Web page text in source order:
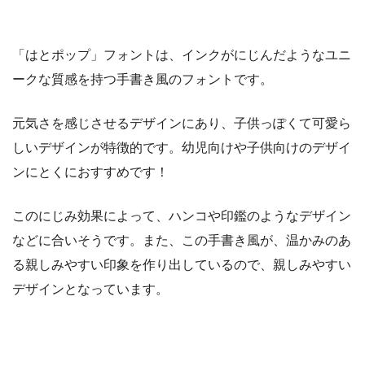
「はとポップ」フォントは、インクがにじんだようなユニ
ークな質感を持つ手書き風のフォントです。
元気さを感じさせるデザインにあり、子供っぽくて可愛ら
しいデザインが特徴的です。幼児向けや子供向けのデザイ
ンにとくにおすすめです！
このにじみ効果によって、ハンコや印鑑のようなデザイン
などに合いそうです。また、この手書き風が、温かみのあ
る親しみやすい印象を作り出しているので、親しみやすい
デザインとなっています。